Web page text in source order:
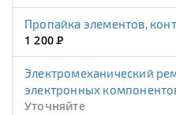
Пропайка элементов,
1 200Р
Электромеханический ремонт (замена
электронных
Уточняйте